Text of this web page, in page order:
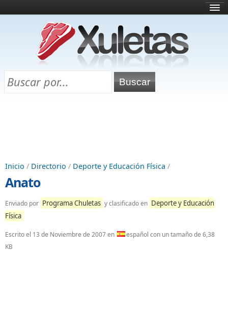
¿Qué es esto?
Directorio
Chuletas para exámenes
Inicio / Directorio / Deporte y Educación Física /
Anato
Enviado por Programa Chuletas y clasificado en Deporte y Educación
Física
Escrito el 13 de Noviembre de 2007en
español con un tamaño de 6,38
KB